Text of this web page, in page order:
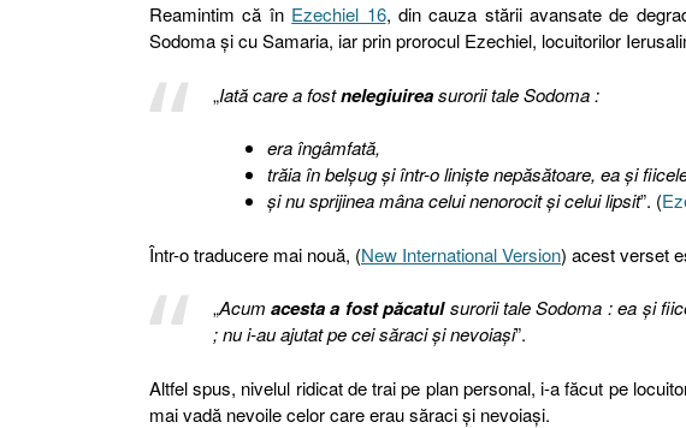
Reamintim că în Ezechiel 16, din cauza stării avansate de
Sodoma și cu Samaria, iar prin prorocul Ezechiel, locuitorilor
„Iată care a fostnelegiuireasurorii tale Sodoma :
era îngâmfată,
trăia în belşug şi într-o linişte nepăsătoare, ea şi
şi nu sprijinea mâna celui nenorocit şi celui lipsit”. (
Într-o traducere mai nouă, (New International Version) acest verset
„Acum acesta a fost păcatulsurorii tale Sodoma : ea și
; nu i-au ajutat pe cei săraci și nevoiași”.
Altfel spus, nivelul ridicat de trai pe plan personal, i-a făcut pe
mai vadă nevoile celor care erau săraci și nevoiași.